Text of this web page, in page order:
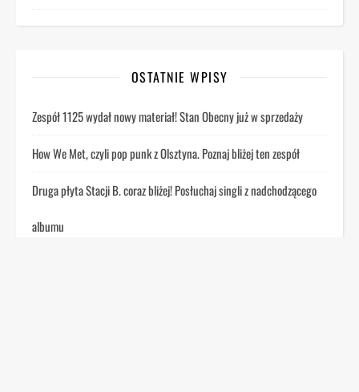
OSTATNIE WPISY
Zespół 1125 wydał nowy materiał! Stan Obecny już w sprzedaży
How We Met, czyli pop punk z Olsztyna. Poznaj bliżej ten zespół
Druga płyta Stacji B. coraz bliżej! Posłuchaj singli z nadchodzącego
albumu